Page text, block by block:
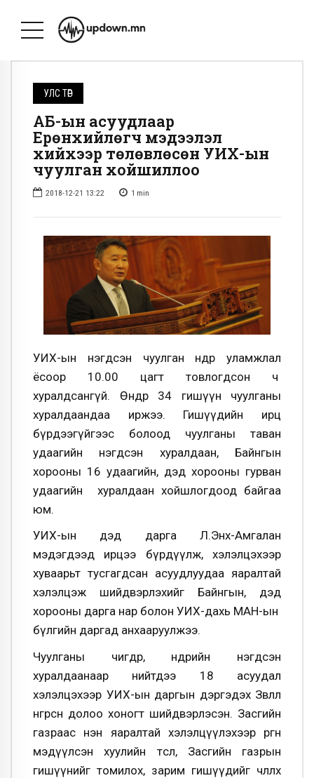
УЛС ТӨР
ҮАБ-ын асуудлаар
Ерөнхийлөгч мэдээлэл
хийхээр төлөвлөсөн УИХ-ын
чуулган хойшиллоо
2018-12-21 13:22 1 min
УИХ-ын нэгдсэн чуулган өнөөдөр уламжлал
ёсоор 10.00 цагт товлогдсон ч
хуралдсангүй. Өнөөдөр 34 гишүүн чуулганы
хуралдаандаа иржээ. Гишүүдийн ирц
бүрдээгүйгээс болоод чуулганы таван
удаагийн нэгдсэн хуралдаан, Байнгын
хорооны 16 удаагийн, дэд хорооны гурван
удаагийн хуралдаан хойшлогдоод байгаа
юм.
УИХ-ын дэд дарга Л.Энх-Амгалан
мэдэгдээд ирцээ бүрдүүлж, хэлэлцэхээр
хуваарьт тусгагдсан асуудлуудаа яаралтай
хэлэлцэж шийдвэрлэхийг Байнгын, дэд
хорооны дарга нар болон УИХ-дахь МАН-ын
бүлгийн даргад анхааруулжээ.
Чуулганы өчигдөр, өнөөдрийн нэгдсэн
хуралдаанаар нийтдээ 18 асуудал
хэлэлцэхээр УИХ-ын даргын дэргэдэх Зөвлөл
өнгөрсөн долоо хоногт шийдвэрлэсэн. Засгийн
газраас нэн яаралтай хэлэлцүүлэхээр өргөн
мэдүүлсэн хуулийн төсөл, Засгийн газрын
гишүүнийг томилох, зарим гишүүдийг чөлөөлөх